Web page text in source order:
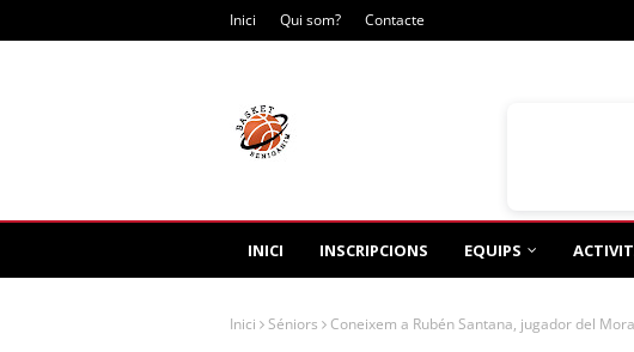
Inici Qui som? Contacte
INICI INSCRIPCIONS EQUIPS
Inici Séniors Coneixem a Rubén Santana, jugador del